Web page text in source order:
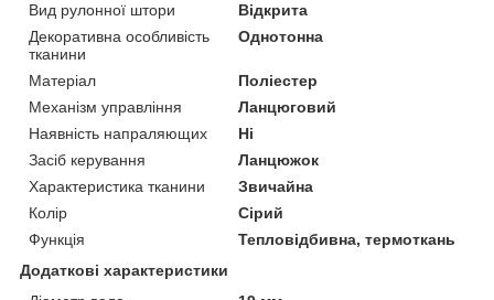
Вид рулонної штори
Відкрита
Декоративна особливість
тканини
Однотонна
Матеріал
Поліестер
Механізм управління
Ланцюговий
Наявність напраляющих
Ні
Засіб керування
Ланцюжок
Характеристика тканини
Звичайна
Колір
Сірий
Функція
Тепловідбивна, термоткань
Додаткові характеристики